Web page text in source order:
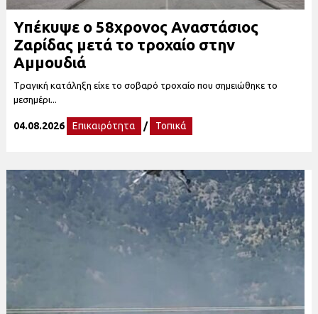
Υπέκυψε ο 58χρονος Αναστάσιος
Ζαρίδας μετά το τροχαίο στην
Αμμουδιά
Tραγική κατάληξη είχε το σοβαρό τροχαίο που σημειώθηκε το
μεσημέρι...
04.08.2026 Επικαιρότητα / Τοπικά